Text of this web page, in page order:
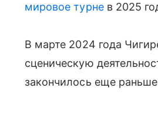
мировое турнев 2025
В марте 2024 года
сценическую
закончилось еще